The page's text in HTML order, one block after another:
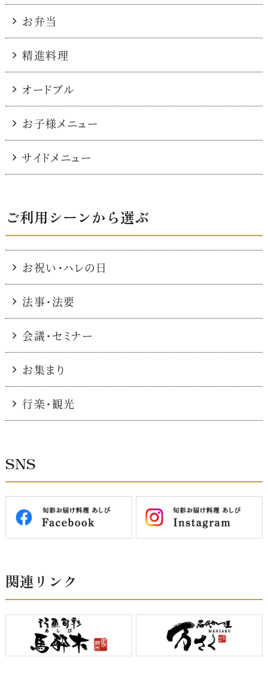
お弁当
精進料理
オードブル
お子様メニュー
サイドメニュー
ご利用シーンから選ぶ
お祝い・ハレの日
法事・法要
会議・セミナー
お集まり
行楽・観光
SNS
関連リンク